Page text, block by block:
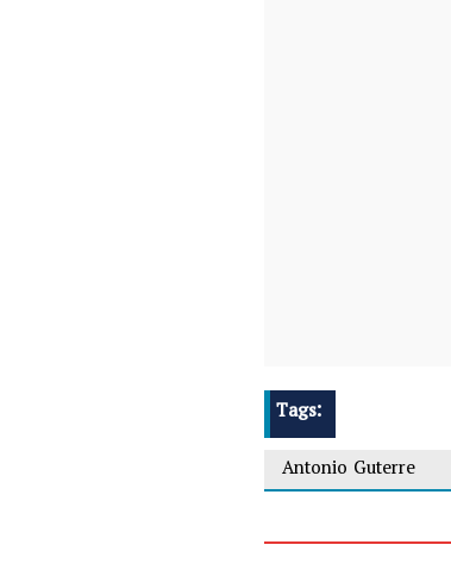
Tags:
Antonio Guterre